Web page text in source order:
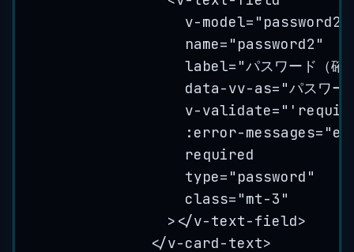
v-model= " password2
name= " password2 "
label= "パスワード（確
data-vv-as= "パスワー
v-validate= "
:error-
required
type= " password "
class= "mt-3 "
></v-text-field>
</v-card-text>